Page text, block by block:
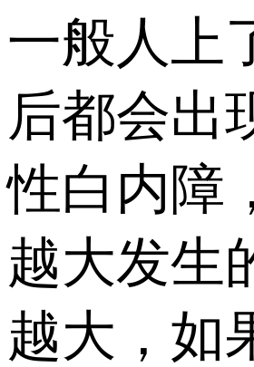
一般人上
后都会出
性白内障
越大发生
越大，如